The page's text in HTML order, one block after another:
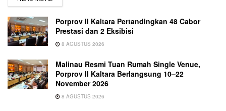
Porprov II Kaltara Pertandingkan 48 Cabor
Prestasi dan 2 Eksibisi
8 AGUSTUS 2026
Malinau Resmi Tuan Rumah Single Venue,
Porprov II Kaltara Berlangsung 10–22
November 2026
8 AGUSTUS 2026